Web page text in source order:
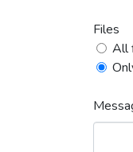
Files
All